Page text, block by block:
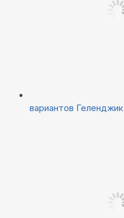
вариантов Геленджик